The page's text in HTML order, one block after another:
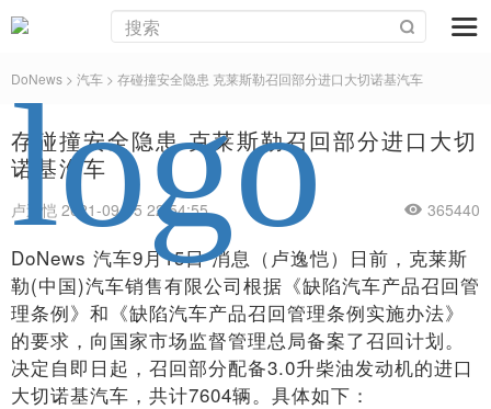
DoNews > 汽车 > 存碰撞安全隐患 克莱斯勒召回部分进口大切诺基汽车
存碰撞安全隐患 克莱斯勒召回部分进口大切
诺基汽车
卢逸恺 2021-09-15 22:54:55 365440
DoNews 汽车9月15日 消息（卢逸恺）日前，克莱斯
勒(中国)汽车销售有限公司根据《缺陷汽车产品召回管
理条例》和《缺陷汽车产品召回管理条例实施办法》
的要求，向国家市场监督管理总局备案了召回计划。
决定自即日起，召回部分配备3.0升柴油发动机的进口
大切诺基汽车，共计7604辆。具体如下：